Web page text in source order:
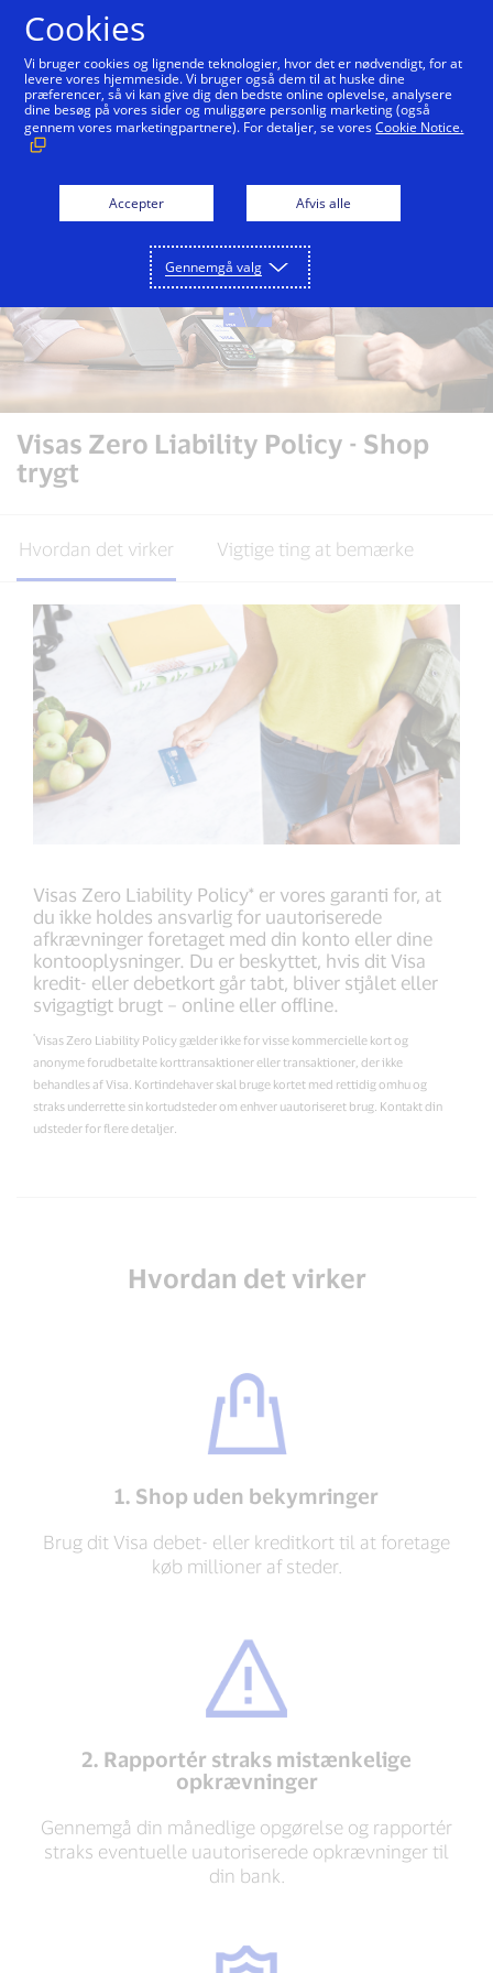
Betal sikkert med Visa Onlinebetaling Betaling
Visas Zero Liability Policy - Shop
trygt
Hvordan det virker Vigtige ting at bemærke
Visas Zero Liability Policy* er vores garanti for, at
du ikke holdes ansvarlig for uautoriserede
afkrævninger foretaget med din konto eller dine
kontooplysninger. Du er beskyttet, hvis dit Visa
kredit- eller debetkort går tabt, bliver stjålet eller
svigagtigt brugt – online eller offline.
*Visas Zero Liability Policy gælder ikke for visse kommercielle kort og
anonyme forudbetalte korttransaktioner eller transaktioner, der ikke
behandles af Visa. Kortindehaver skal bruge kortet med rettidig omhu og
straks underrette sin kortudsteder om enhver uautoriseret brug. Kontakt din
udsteder for flere detaljer.
Hvordan det virker
1. Shop uden bekymringer
Brug dit Visa debet- eller kreditkort til at foretage
køb millioner af steder.
2. Rapportér straks mistænkelige
opkrævninger
Gennemgå din månedlige opgørelse og rapportér
straks eventuelle uautoriserede opkrævninger til
din bank.
Cookies
Vi bruger cookies og lignende teknologier, hvor det er nødvendigt, for at
levere vores hjemmeside. Vi bruger også dem til at huske dine
præferencer, så vi kan give dig den bedste online oplevelse, analysere
dine besøg på vores sider og muliggøre personlig marketing (også
gennem vores marketingpartnere). For detaljer, se voresCookie Notice.
Accepter Afvis alle
Gennemgå valg